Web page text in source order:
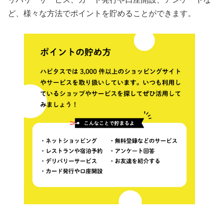
ど、様々な方法でポイントを貯めることができます。